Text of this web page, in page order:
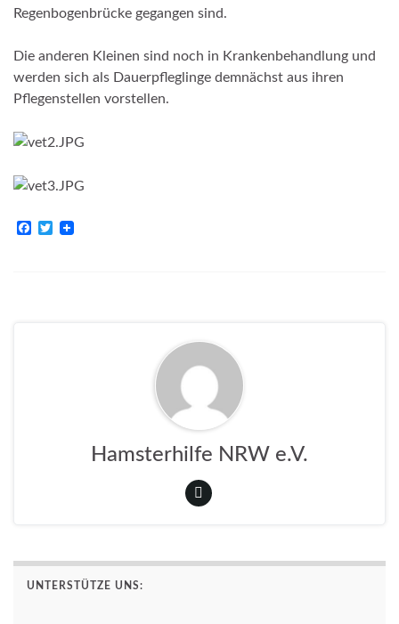
Regenbogenbrücke gegangen sind.
Die anderen Kleinen sind noch in Krankenbehandlung und
werden sich als Dauerpfleglinge demnächst aus ihren
Pflegenstellen vorstellen.
T
Hamsterhilfe NRW e.V.
UNTERSTÜTZE UNS: